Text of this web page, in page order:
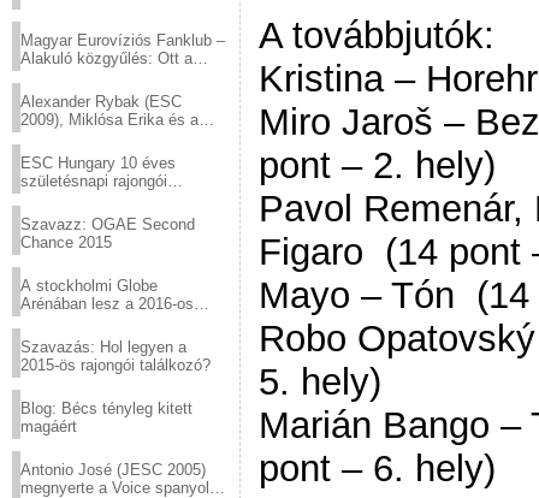
Magyar Eurovíziós Fanklub –
Alakuló közgyűlés: Ott a
Alexander Rybak (ESC
2009), Miklósa Erika és a
sztárjai a Margitszigeten
ESC Hungary 10 éves
születésnapi rajongói
Szavazz: OGAE Second
Chance 2015
A stockholmi Globe
Arénában lesz a 2016-os
Szavazás: Hol legyen a
2015-ös rajongói találkozó?
Blog: Bécs tényleg kitett
magáért
Antonio José (JESC 2005)
megnyerte a Voice spanyol
A továbbjutók:
Kristina –
Miro Jaroš –
pont – 2. hely)
Pavol
Figaro (14 pont
Mayo – Tón
Robo
5. hely)
Marián Bango –
pont – 6. hely)